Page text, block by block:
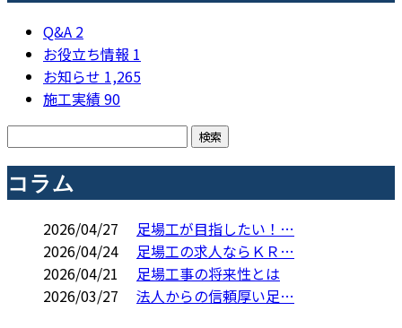
Q&A 2
お役立ち情報 1
お知らせ 1,265
施工実績90
コラム
2026/04/27
足場工が目指したい！…
2026/04/24
足場工の求人ならＫＲ…
2026/04/21
足場工事の将来性とは
2026/03/27
法人からの信頼厚い足…